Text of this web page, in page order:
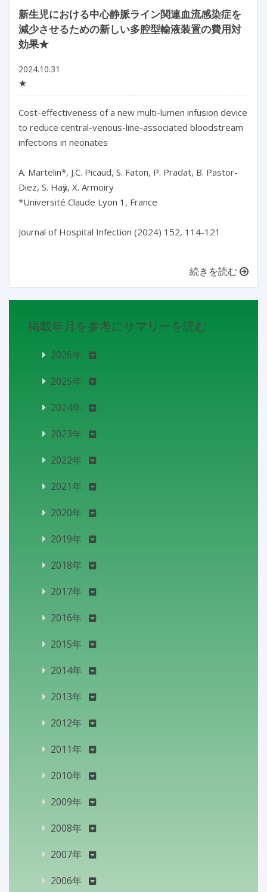
新生児における中心静脈ライン関連血流感染症を
減少させるための新しい多腔型輸液装置の費用対
効果★
2024.10.31
★
Cost-effectiveness of a new multi-lumen infusion device
to reduce central-venous-line-associated bloodstream
infections in neonates
A. Martelin*, J.C. Picaud, S. Faton, P. Pradat, B. Pastor-
Diez, S. Haӱs, X. Armoiry
*Université Claude Lyon 1, France
Journal of Hospital Infection (2024) 152, 114-121
続きを読む
掲載年月を参考にサマリーを読む
2026年
2025年
2024年
2023年
2022年
2021年
2020年
2019年
2018年
2017年
2016年
2015年
2014年
2013年
2012年
2011年
2010年
2009年
2008年
2007年
2006年